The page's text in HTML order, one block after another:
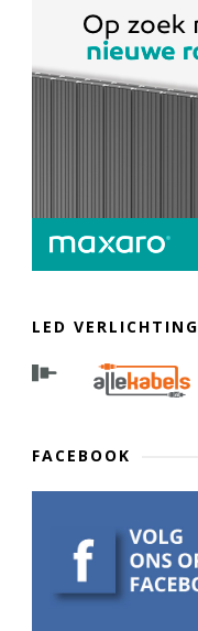
LED VERLICHTING
FACEBOOK